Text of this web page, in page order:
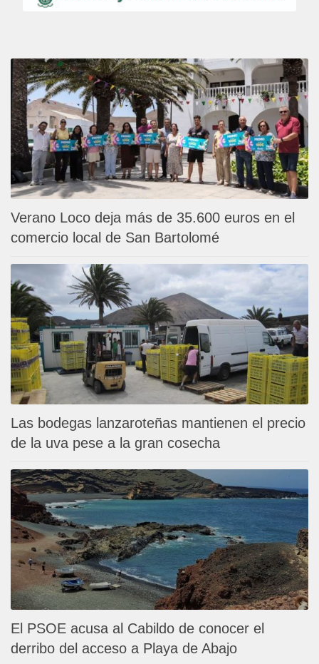
Verano Loco deja más de 35.600 euros en el
comercio local de San Bartolomé
Las bodegas lanzaroteñas mantienen el precio
de la uva pese a la gran cosecha
El PSOE acusa al Cabildo de conocer el
derribo del acceso a Playa de Abajo